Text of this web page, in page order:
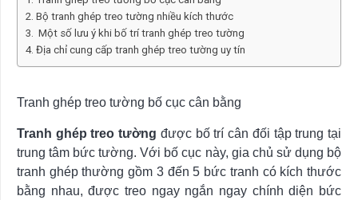
Bộ tranh ghép treo tường nhiều kích thước
Một số lưu ý khi bố trí tranh ghép treo tường
Địa chỉ cung cấp tranh ghép treo tường uy tín
Tranh ghép treo tường bố cục cân bằng
Tranh ghép treo tường được bố trí cân đối tập trung tại
trung tâm bức tường. Với bố cục này, gia chủ sử dụng bộ
tranh ghép thường gồm 3 đến 5 bức tranh có kích thước
bằng nhau, được treo ngay ngắn ngay chính diện bức